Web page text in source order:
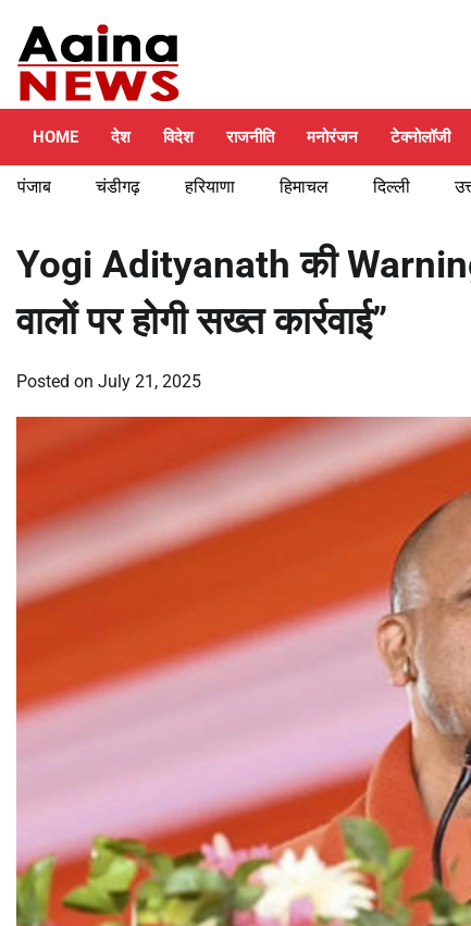
content
HOME देश विदेश राजनीति मनोरंजन टेक्नोलॉजी
पंजाब चंडीगढ़ हरियाणा हिमाचल दिल्ली
Yogi Adityanath की
वालों पर होगी सख्त कार्रवाई”
Posted on July 21, 2025